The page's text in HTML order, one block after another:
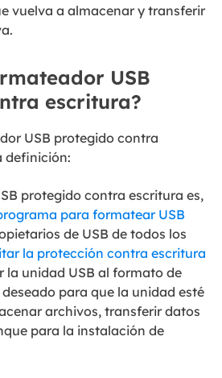
vuelva a almacenar y transferir
USB
escritura?
USB protegido contra
definición:
protegido contra escritura es,
para formatear USB
de USB de todos los
la protección contra escritura
la unidad USB al formato de
para que la unidad esté
archivos, transferir datos
para la instalación de